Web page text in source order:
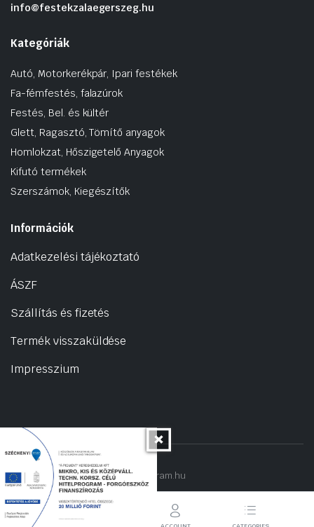
info@festekzalaegerszeg.hu
Kategóriák
Autó, Motorkerékpár, Ipari festékek
Fa-fémfestés, falazúrok
Festés, Bel. és kültér
Glett, Ragasztó, Tömítő anyagok
Homlokzat, Hőszigetelő Anyagok
Kifutó termékek
Szerszámok, Kiegészítők
Információk
Adatkezelési tájékoztató
ÁSZF
Szállítás és fizetés
Termék visszaküldése
Impresszium
Copyright 2022 © hogyantalaljanakram.hu